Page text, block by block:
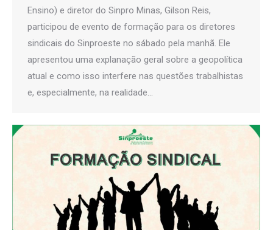
Ensino) e diretor do Sinpro Minas, Gilson Reis,
participou de evento de formação para os diretores
sindicais do Sinproeste no sábado pela manhã. Ele
apresentou uma explanação geral sobre a geopolítica
atual e como isso interfere nas questões trabalhistas
e, especialmente, na realidade…